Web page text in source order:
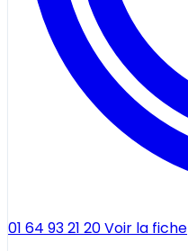
01 64 93 21 20Voir la fiche